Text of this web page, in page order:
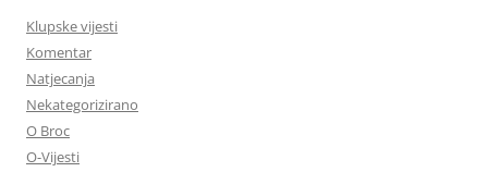
Klupske vijesti
Komentar
Natjecanja
Nekategorizirano
O Broc
O-Vijesti